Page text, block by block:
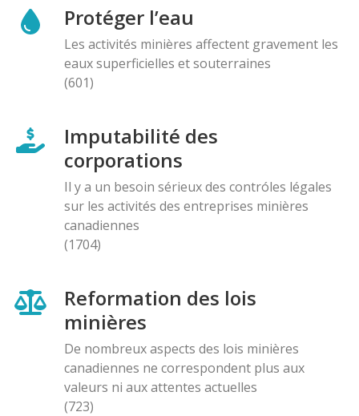
Protéger l’eau
Les activités minières affectent gravement les
eaux superficielles et souterraines
(601)
Imputabilité des
corporations
Il y a un besoin sérieux des contróles légales
sur les activités des entreprises minières
canadiennes
(1704)
Reformation des lois
minières
De nombreux aspects des lois minières
canadiennes ne correspondent plus aux
valeurs ni aux attentes actuelles
(723)